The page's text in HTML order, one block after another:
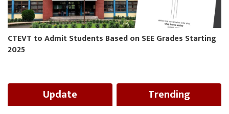
CTEVT to Admit Students Based on SEE Grades Starting
2025
Update Trending